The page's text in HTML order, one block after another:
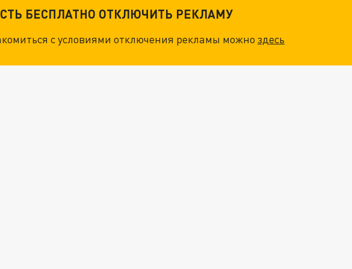
БЕСПЛАТНО ОТКЛЮЧИТЬ РЕКЛАМУ
с условиями отключения рекламы можноздесь